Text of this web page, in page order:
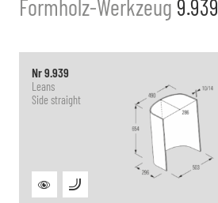
Formholz-Werkzeug 9.939
Nr 9.939
Leans
Side straight